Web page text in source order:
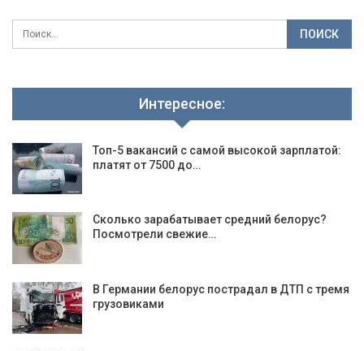
Интересное:
Топ-5 вакансий с самой высокой зарплатой:
платят от 7500 до…
Сколько зарабатывает средний белорус?
Посмотрели свежие…
В Германии белорус пострадал в ДТП с тремя
грузовиками